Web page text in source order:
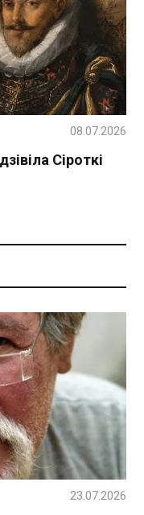
Сіроткі
08.07.2026
23.07.2026